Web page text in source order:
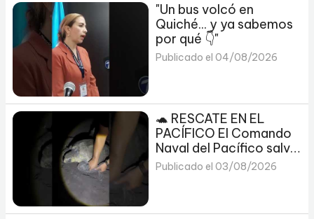
"Un bus volcó en
Quiché... y ya sabemos
por qué 👇"
Publicado el 04/08/2026
🐢 RESCATE EN EL
PACÍFICO El Comando
Naval del Pacífico salvó
a una tortuga que
Publicado el 03/08/2026